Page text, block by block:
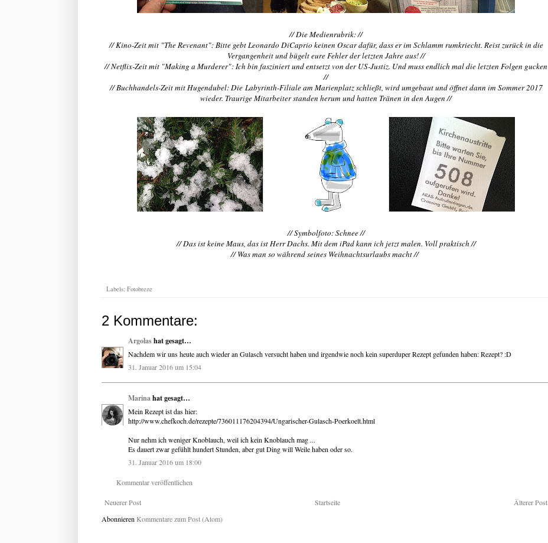
// Die Medienrubrik: //
// Kino-Zeit mit "The Revenant": Bitte gebt Leonardo DiCaprio keinen Oscar dafür, dass er im Schlamm rumkriecht. Reist zurück in die
Vergangenheit und bügelt eure Fehler der letzten Jahre aus! //
// Netflix-Zeit mit "Making a Murderer": Ich bin fasziniert und entsetzt von der US-Justiz. Und muss endlich mal die letzten Folgen gucken
//
// Buchhandels-Zeit mit Hugendubel: Die Labyrinth-Filiale am Marienplatz schließt, wird umgebaut und öffnet dann im Sommer 2017
wieder. Traurige Mitarbeiter standen herum und hatten Tränen in den Augen //
// Symbolfoto: Schnee //
// Das ist keine Maus, das ist Herr Dachs. Mit dem iPad kann ich jetzt malen. Voll praktisch //
// Was man so während seines Weihnachtsurlaubs macht //
Labels: Fotobreze
2 Kommentare:
Argolashat gesagt…
Nachdem wir uns heute auch wieder an Gulasch versucht haben und irgendwie noch kein superduper Rezept gefunden haben: Rezept? :D
31. Januar 2016 um 15:04
Marinahat gesagt…
Mein Rezept ist das hier:
http://www.chefkoch.de/rezepte/736011176204394/Ungarischer-Gulasch-Poerkoelt.html
Nur nehm ich weniger Knoblauch, weil ich kein Knoblauch mag ...
Es dauert zwar gefühlt hundert Stunden, aber gut Ding will Weile haben oder so.
31. Januar 2016 um 18:00
Kommentar veröffentlichen
Neuerer Post Älterer Post
Startseite
Abonnieren Kommentare zum Post (Atom)